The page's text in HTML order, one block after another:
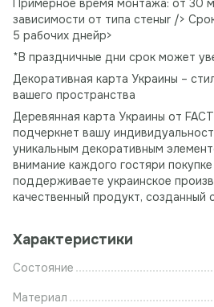
Примерное время монтажа: от 30
зависимости от типа стеныr />
5 рабочих днейp>
*В праздничные дни срок может
Декоративная карта Украины –
вашего пространства
Деревянная карта Украины от
подчеркнет вашу
уникальным декоративным
внимание каждого гостяри
поддерживаете украинское
качественный продукт, созданный
Характеристики
Состояние
Материал